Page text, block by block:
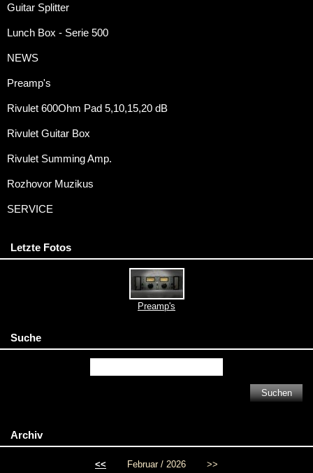
Guitar Splitter
Lunch Box - Serie 500
NEWS
Preamp's
Rivulet 600Ohm Pad 5,10,15,20 dB
Rivulet Guitar Box
Rivulet Summing Amp.
Rozhovor Muzikus
SERVICE
Letzte Fotos
Preamp's
Suche
Archiv
<< Februar / 2026 >>